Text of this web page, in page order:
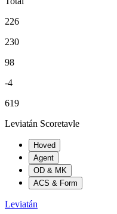
226
230
98
-4
619
Leviatán Scoretavle
Hoved
Agent
OD & MK
ACS & Form
Leviatán